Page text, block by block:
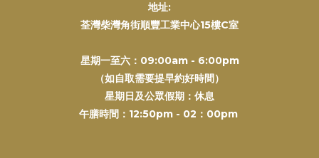
地址:
荃灣柴灣角街順豐工業中心15樓C室
星期一至六：09:00am - 6:00pm
（如自取需要提早約好時間）
星期日及公眾假期：休息
午膳時間：12:50pm - 02：00pm